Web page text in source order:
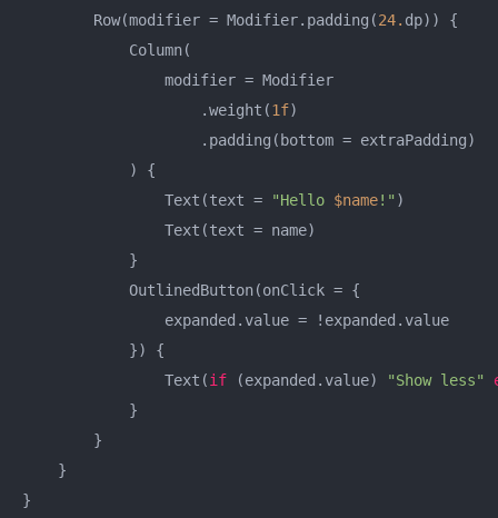
        Row(modifier = Modifier.padding(
24. dp)) {
            Column(
                modifier = Modifier
                    .weight(
1f)
                    .padding(bottom = extraPadding)
            ) {
                Text(text =
"Hello $name!" )
                Text(text = name)
            }
            OutlinedButton(onClick = {
                expanded.value = !expanded.value
            }) {
                Text(
if (expanded.value) "Show less"
            }
        }
    }
}